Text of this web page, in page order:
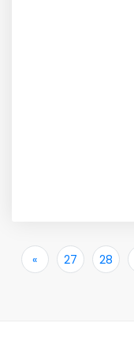
« 27 28